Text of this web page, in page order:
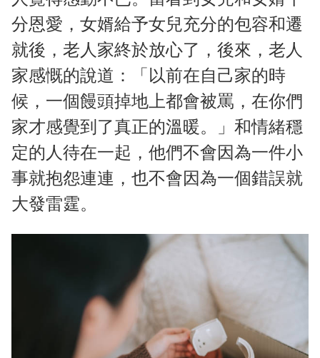
分恩愛，女婿給予女兒充分的包容和遷
就後，老人家終於放心了，後來，老人
家感慨的說道：「以前在自己家的時
候，一個饅頭掉地上都會被罵，在你們
家才感覺到了真正的溫暖。」和情緒穩
定的人待在一起，他們不會因為一件小
事就抱怨連連，也不會因為一個錯誤就
大發雷霆。